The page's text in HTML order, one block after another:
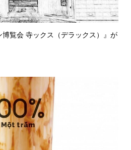
覧会 寺ックス（デラックス）』が